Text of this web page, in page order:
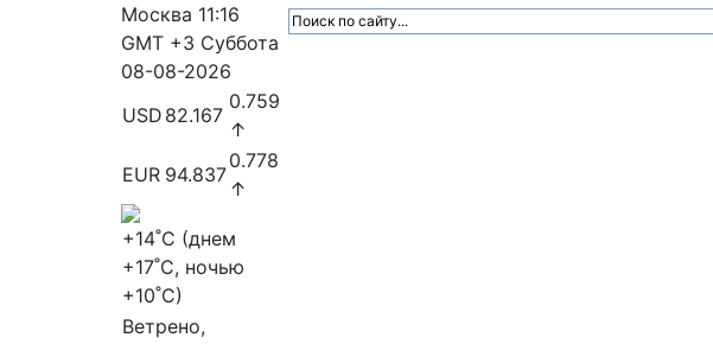
Москва 11:16
GMT +3 Суббота
08-08-2026
USD 82.167
0.759
↑
EUR 94.837
0.778
↑
+14˚C (днем
+17˚C, ночью
+10˚C)
Ветрено,